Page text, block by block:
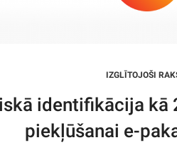
IZGLĪTOJOŠI
identifikācija kā
piekļūšanai e-